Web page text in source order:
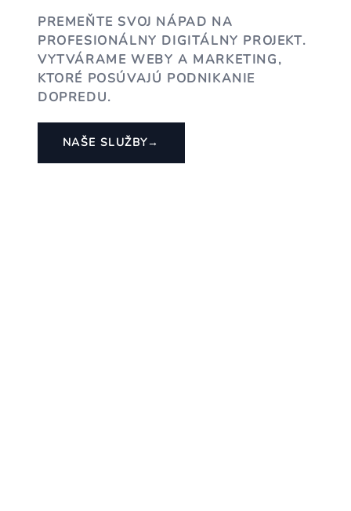
PREMEŇTE SVOJ NÁPAD NA
PROFESIONÁLNY DIGITÁLNY PROJEKT.
VYTVÁRAME WEBY A MARKETING,
KTORÉ POSÚVAJÚ PODNIKANIE
DOPREDU.
NAŠE SLUŽBY→